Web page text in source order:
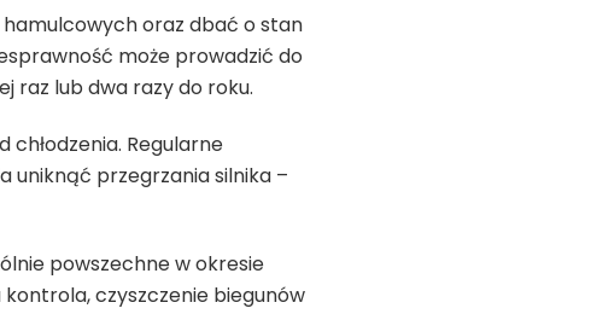
oraz dbać o stan
może prowadzić do
raz lub dwa razy do roku.
Regularne
uniknąć przegrzania silnika –
powszechne w okresie
czyszczenie biegunów